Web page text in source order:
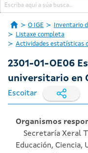
O IGE
Inventario
Listaxe completa
Actividades estatísticas
2301-01-OE06
universitario en
Escoitar
Organismos
Secretaría Xeral
Educación, Ciencia,